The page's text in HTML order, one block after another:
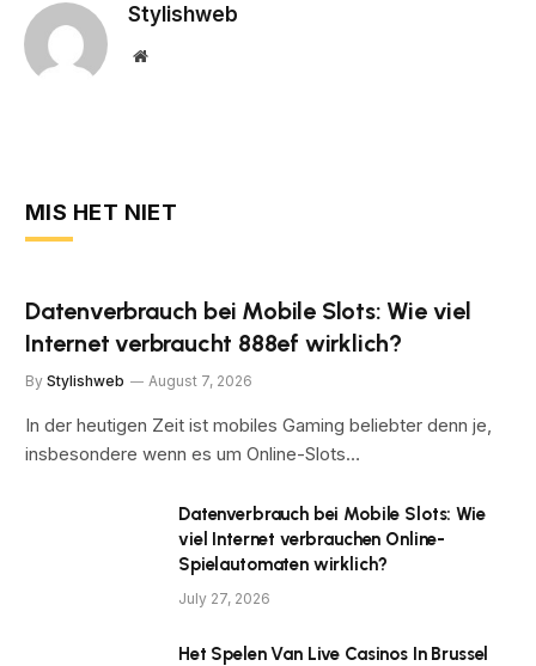
Stylishweb
Website
MIS HET NIET
Datenverbrauch bei Mobile Slots: Wie viel
Internet verbraucht 888ef wirklich?
By Stylishweb August 7, 2026
In der heutigen Zeit ist mobiles Gaming beliebter denn je,
insbesondere wenn es um Online-Slots…
Datenverbrauch bei Mobile Slots: Wie
viel Internet verbrauchen Online-
Spielautomaten wirklich?
July 27, 2026
Het Spelen Van Live Casinos In Brussel